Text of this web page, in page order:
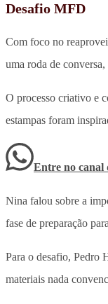
Desafio MFD
Com foco no
uma roda de
O processo criativo e
estampas foram
Entre no canal
Nina falou sobre a
fase de preparação
Para o desafio, Pedro
materiais nada